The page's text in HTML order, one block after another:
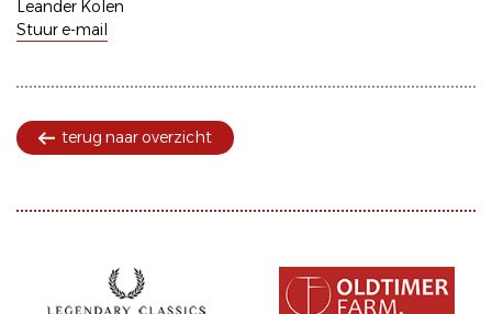
Leander Kolen
Stuur e-mail
terug naar overzicht